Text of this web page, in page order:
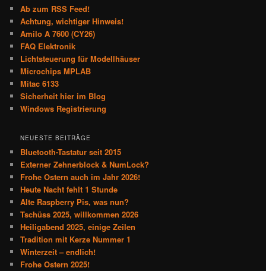
Ab zum RSS Feed!
Achtung, wichtiger Hinweis!
Amilo A 7600 (CY26)
FAQ Elektronik
Lichtsteuerung für Modellhäuser
Microchips MPLAB
Mitac 6133
Sicherheit hier im Blog
Windows Registrierung
NEUESTE BEITRÄGE
Bluetooth-Tastatur seit 2015
Externer Zehnerblock & NumLock?
Frohe Ostern auch im Jahr 2026!
Heute Nacht fehlt 1 Stunde
Alte Raspberry Pis, was nun?
Tschüss 2025, willkommen 2026
Heiligabend 2025, einige Zeilen
Tradition mit Kerze Nummer 1
Winterzeit – endlich!
Frohe Ostern 2025!